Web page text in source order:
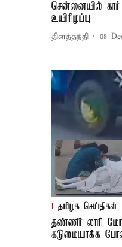
சென்னையில் கார்
உயிரிழப்பு
தினத்தந்தி 08
தமிழக செய்திகள்
தண்ணீர் லாரி
கடுமையாக்க